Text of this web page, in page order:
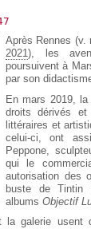
Après Rennes (v.
2021 ), les
poursuivent à
par son
En mars 2019,
droits dérivés
littéraires et
celui-ci, ont
Peppone,
qui le
autorisation des
buste de Tintin
albums Objectif
galerie usent